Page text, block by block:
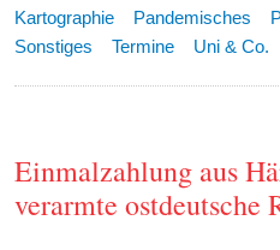
Kartographie
Pandemisches
Sonstiges
Termine Uni & Co.
Einmalzahlung aus
verarmte ostdeutsche